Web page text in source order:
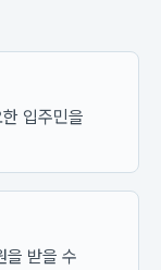
입주민을
을 받을 수